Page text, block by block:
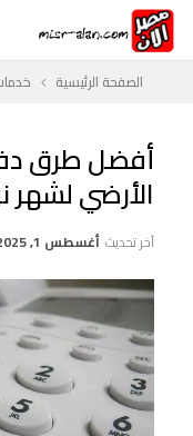
الصفحة الرئيسية
أفضل طرق
الأرضي لشهر نوفمبر
آخر تحديث أغسطس 1, 2025